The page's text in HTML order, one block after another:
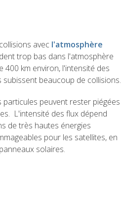
avec l'atmosphère
trop bas dans l'atmosphère
km environ, l'intensité des
beaucoup de collisions.
particules peuvent rester piégées
L'intensité des flux dépend
de très hautes énergies
pour les satellites, en
solaires.